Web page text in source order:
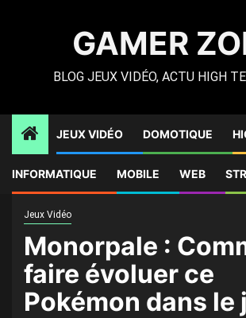
GAMER
BLOG JEUX VIDÉO, ACTU HIGH
JEUX VIDÉO DOMOTIQUE
INFORMATIQUE MOBILE WEB
évoluer ce Pokémon dans le jeu ?
Jeux Vidéo
Monorpale :
faire évoluer ce
Pokémon dans le